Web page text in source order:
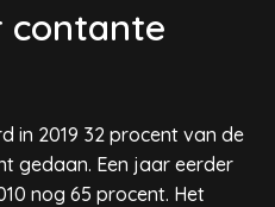
contante
in 2019 32 procent van de
gedaan. Een jaar eerder
nog 65 procent. Het